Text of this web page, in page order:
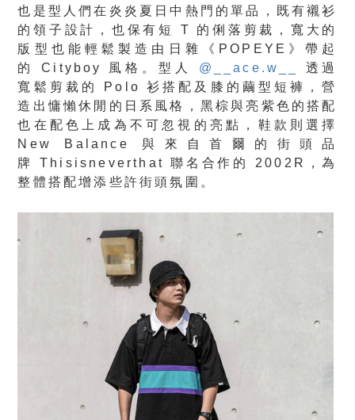
也是型人們在炎炎夏日中熱門的單品，既有襯衫
的領子設計，也保有短 T 的俐落剪裁，寬大的
版型也能輕鬆製造由日雜《POPEYE》帶起
的 Cityboy 風格。型人 @__ace.w__
透過
寬鬆剪裁的 Polo 衫搭配及膝的繭型短褲，營
造出慵懶休閒的日系風格，黑棕與亮紫色的搭配
也在配色上成為不可忽視的亮點，鞋款則選擇
New Balance 與來自首爾的街頭品
牌 Thisisneverthat 聯名合作的 2002R，為
整體搭配增添些許街頭氛圍。